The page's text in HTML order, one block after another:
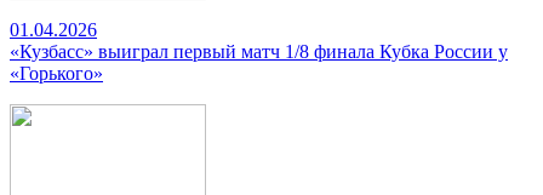
01.04.2026
«Кузбасс» выиграл первый матч 1/8 финала Кубка России у
«Горького»